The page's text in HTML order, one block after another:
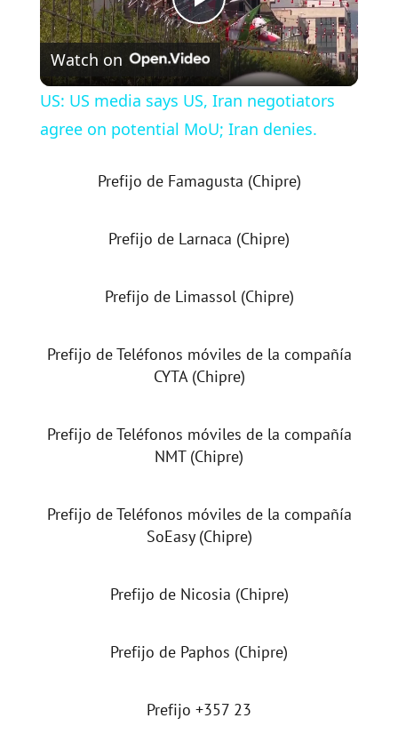
P
a
y
V
i
d
o
Watch on
US: US media says US, Iran negotiators
agree on potential MoU; Iran denies.
Prefijo de Famagusta (Chipre)
Prefijo de Larnaca (Chipre)
Prefijo de Limassol (Chipre)
Prefijo de Teléfonos móviles de la compañía
CYTA (Chipre)
Prefijo de Teléfonos móviles de la compañía
NMT (Chipre)
Prefijo de Teléfonos móviles de la compañía
SoEasy (Chipre)
Prefijo de Nicosia (Chipre)
Prefijo de Paphos (Chipre)
Prefijo +357 23